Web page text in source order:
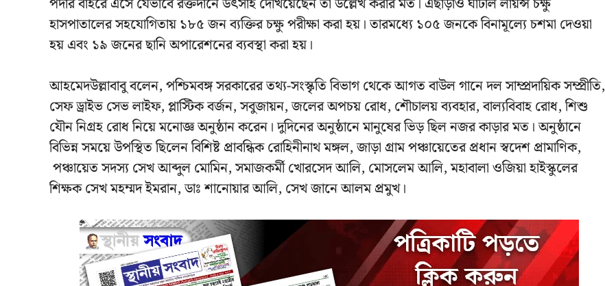
হাসপাতালের সহযোগিতায় ১৮৫ জন ব্যক্তির চক্ষু পরীক্ষা করা হয়। তারমধ্যে ১০৫ জনকে বিনামূল্যে চশমা দেওয়া
হয় এবং ১৯ জনের ছানি অপারেশনের ব্যবস্থা করা হয়।
আহমেদউল্লাবাবু বলেন, পশ্চিমবঙ্গ সরকারের তথ্য-সংস্কৃতি বিভাগ থেকে আগত বাউল গানে দল সাম্প্রদায়িক সম্প্রীতি,
সেফ ড্রাইভ সেভ লাইফ, প্লাস্টিক বর্জন, সবুজায়ন, জলের অপচয় রোধ, শৌচালয় ব্যবহার, বাল্যবিবাহ রোধ, শিশু
যৌন নিগ্রহ রোধ নিয়ে মনোজ্ঞ অনুষ্ঠান করেন। দুদিনের অনুষ্ঠানে মানুষের ভিড় ছিল নজর কাড়ার মত। অনুষ্ঠানে
বিভিন্ন সময়ে উপস্থিত ছিলেন বিশিষ্ট প্রাবন্ধিক রোহিনীনাথ মঙ্গল, জাড়া গ্রাম পঞ্চায়েতের প্রধান স্বদেশ প্রামাণিক,
পঞ্চায়েত সদস্য সেখ আব্দুল মোমিন, সমাজকর্মী খোরসেদ আলি, মোসলেম আলি, মহাবালা ওজিয়া হাইস্কুলের
শিক্ষক সেখ মহম্মদ ইমরান, ডাঃ শানোয়ার আলি, সেখ জানে আলম প্রমুখ।